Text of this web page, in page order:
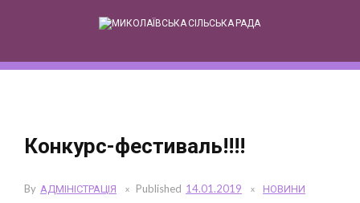
to
Конкурс-фестиваль!!!!
By АДМІНІСТРАЦІЯ Published 14.01.2019 НОВИНИ